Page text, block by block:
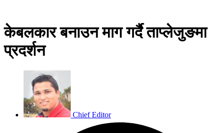
केबलकार बनाउन माग गर्दै ताप्लेजुङमा
प्रदर्शन
Chief Editor